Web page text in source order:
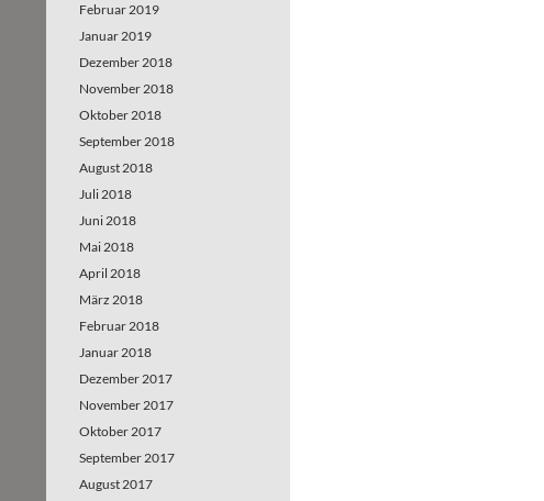
Februar 2019
Januar 2019
Dezember 2018
November 2018
Oktober 2018
September 2018
August 2018
Juli 2018
Juni 2018
Mai 2018
April 2018
März 2018
Februar 2018
Januar 2018
Dezember 2017
November 2017
Oktober 2017
September 2017
August 2017